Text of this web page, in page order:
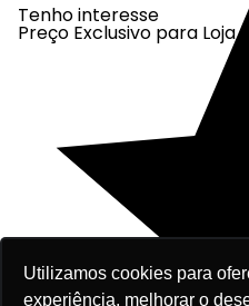
Utilizamos cookies para
experiência, melhorar o
Tenho interesse
Preço Exclusivo para Loja